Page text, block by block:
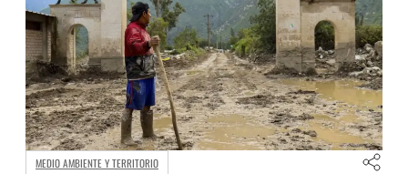
MEDIO AMBIENTE Y TERRITORIO